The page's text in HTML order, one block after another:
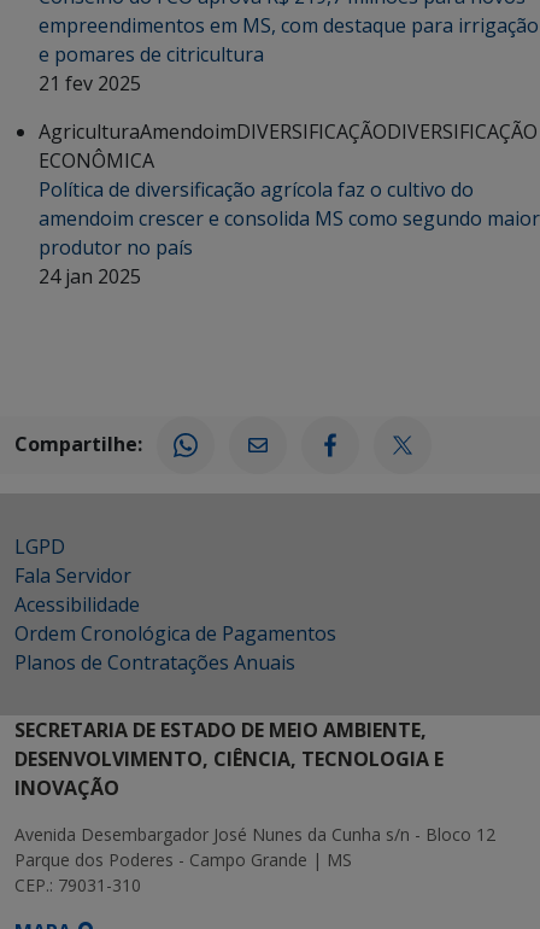
empreendimentos em MS, com destaque para irrigação
e pomares de citricultura
21 fev 2025
AgriculturaAmendoimDIVERSIFICAÇÃODIVERSIFICAÇÃO
ECONÔMICA
Política de diversificação agrícola faz o cultivo do
amendoim crescer e consolida MS como segundo maior
produtor no país
24 jan 2025
Compartilhe:
LGPD
Fala Servidor
Acessibilidade
Ordem Cronológica de Pagamentos
Planos de Contratações Anuais
SECRETARIA DE ESTADO DE MEIO AMBIENTE,
DESENVOLVIMENTO, CIÊNCIA, TECNOLOGIA E
INOVAÇÃO
Avenida Desembargador José Nunes da Cunha s/n - Bloco 12
Parque dos Poderes - Campo Grande | MS
CEP.: 79031-310